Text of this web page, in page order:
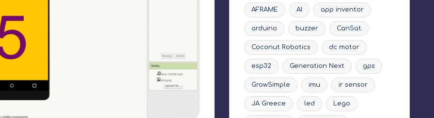
AFRAME AI app inventor
arduino buzzer CanSat
Coconut Robotics dc motor
esp32 Generation Next gps
GrowSimple imu ir sensor
JA Greece led Lego